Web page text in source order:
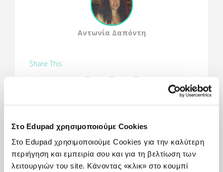
Στο Edupad χρησιμοποιούμε Cookies
Στο Edupad χρησιμοποιούμε Cookies για την καλύτερη
περιήγηση και εμπειρία σου και για τη βελτίωση των
λειτουργιών του site. Κάνοντας «κλικ» στο κουμπί
Αντωνία Δαπόντη
Share This
Πώς χρησιμοποιείται:
Ιδανική εφαρμογή για εκπαιδευτικούς,γονείς και
μαθητές.
Καταγραφή ιδεών,σημειώσεων και ό,τι άλλο